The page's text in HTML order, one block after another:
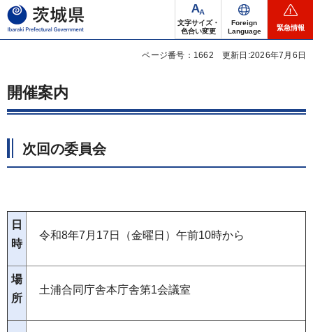
茨城県
文字サイズ・
色合い変更
Foreign
Language
緊急情報
ページ番号：1662 更新日:2026年7月6日
開催案内
次回の委員会
日
時
令和8年7月17日（金曜日）午前10時から
場
所
土浦合同庁舎本庁舎第1会議室